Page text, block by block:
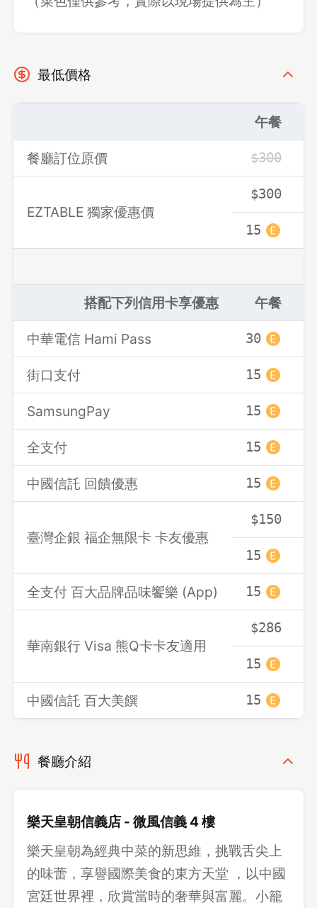
最低價格
午餐
餐廳訂位原價 $300
EZTABLE 獨家優惠價
$300
15
搭配下列信用卡享優惠 午餐
中華電信 Hami Pass 30
街口支付 15
SamsungPay 15
全支付 15
中國信託 回饋優惠 15
臺灣企銀 福企無限卡 卡友優惠
$150
15
全支付 百大品牌品味饗樂 (App) 15
華南銀行 Visa 熊Q卡卡友適用
$286
15
中國信託 百大美饌 15
餐廳介紹
樂天皇朝信義店 - 微風信義 4 樓
樂天皇朝為經典中菜的新思維，挑戰舌尖上
的味蕾，享譽國際美食的東方天堂 ，以中國
宮廷世界裡，欣賞當時的奢華與富麗。小籠